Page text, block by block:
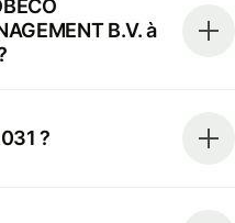
B.V. à
?